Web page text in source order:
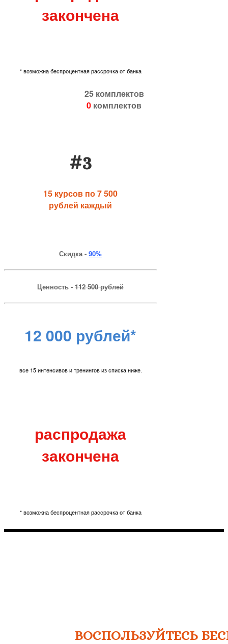
закончена
* возможна беспроцентная рассрочка от банка
25 комплектов
0 комплектов
#3
15 курсов по 7 500
рублей каждый
Скидка - 90%
Ценность - 112 500 рублей
12 000 рублей*
все 15 интенсивов и тренингов из списка ниже.
распродажа
закончена
* возможна беспроцентная рассрочка от банка
ВОСПОЛЬЗУЙТЕСЬ